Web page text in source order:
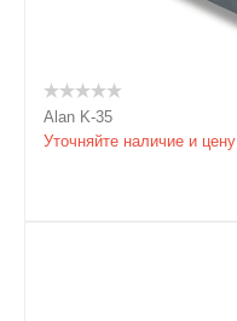
Alan K-35
Уточняйте наличие и цену